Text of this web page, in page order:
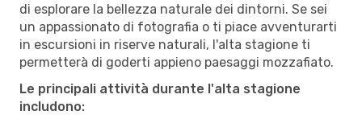
di esplorare la bellezza naturale dei dintorni. Se sei
un appassionato di fotografia o ti piace avventurarti
in escursioni in riserve naturali, l'alta stagione ti
permetterà di goderti appieno paesaggi mozzafiato.
Le principali attività durante l'alta stagione
includono: